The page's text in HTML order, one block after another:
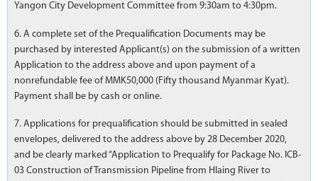
Yangon City Development Committee from 9:30am to 4:30pm.
6. A complete set of the Prequalification Documents may be
purchased by interested Applicant(s) on the submission of a written
Application to the address above and upon payment of a
nonrefundable fee of MMK50,000 (Fifty thousand Myanmar Kyat).
Payment shall be by cash or online.
7. Applications for prequalification should be submitted in sealed
envelopes, delivered to the address above by 28 December 2020,
and be clearly marked “Application to Prequalify for Package No. ICB-
03 Construction of Transmission Pipeline from Hlaing River to